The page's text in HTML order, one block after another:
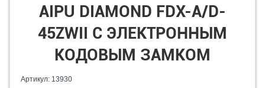
AIPU DIAMOND FDX-A/D-
45ZWII С ЭЛЕКТРОННЫМ
КОДОВЫМ ЗАМКОМ
Артикул: 13930